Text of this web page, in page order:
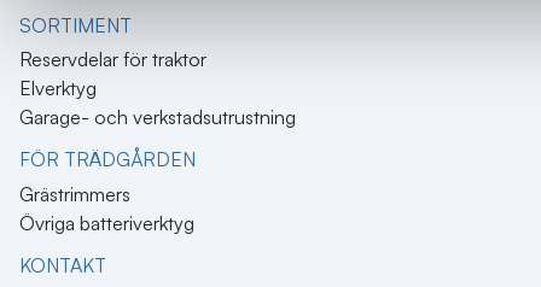
SORTIMENT
Reservdelar för traktor
Elverktyg
Garage- och verkstadsutrustning
FÖR TRÄDGÅRDEN
Grästrimmers
Övriga batteriverktyg
KONTAKT​